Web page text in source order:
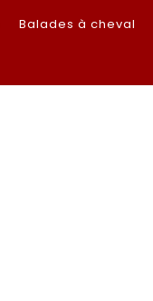
Balades à cheval